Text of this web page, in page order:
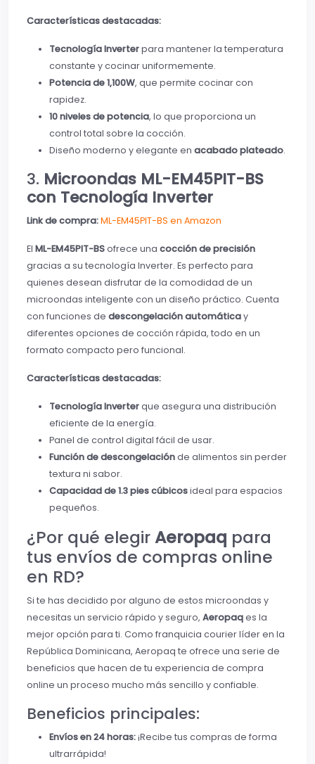
Características destacadas:
Tecnología Inverterpara mantener la temperatura
constante y cocinar uniformemente.
Potencia de 1,100W, que permite cocinar con
rapidez.
10 niveles de potencia, lo que proporciona un
control total sobre la cocción.
Diseño moderno y elegante en acabado plateado.
3. Microondas ML-EM45PIT-BS
con Tecnología Inverter
Link de compra:ML-EM45PIT-BS en Amazon
El ML-EM45PIT-BSofrece una cocción de precisión
gracias a su tecnología Inverter. Es perfecto para
quienes desean disfrutar de la comodidad de un
microondas inteligente con un diseño práctico. Cuenta
con funciones de descongelación automáticay
diferentes opciones de cocción rápida, todo en un
formato compacto pero funcional.
Características destacadas:
Tecnología Inverterque asegura una distribución
eficiente de la energía.
Panel de control digital fácil de usar.
Función de descongelaciónde alimentos sin perder
textura ni sabor.
Capacidad de 1.3 pies cúbicosideal para espacios
pequeños.
¿Por qué elegirAeropaq para
tus envíos de compras online
en RD?
Si te has decidido por alguno de estos microondas y
necesitas un servicio rápido y seguro, Aeropaqes la
mejor opción para ti. Como franquicia courier líder en la
República Dominicana, Aeropaq te ofrece una serie de
beneficios que hacen de tu experiencia de compra
online un proceso mucho más sencillo y confiable.
Beneficios principales:
Envíos en 24 horas:¡Recibe tus compras de forma
ultrarrápida!